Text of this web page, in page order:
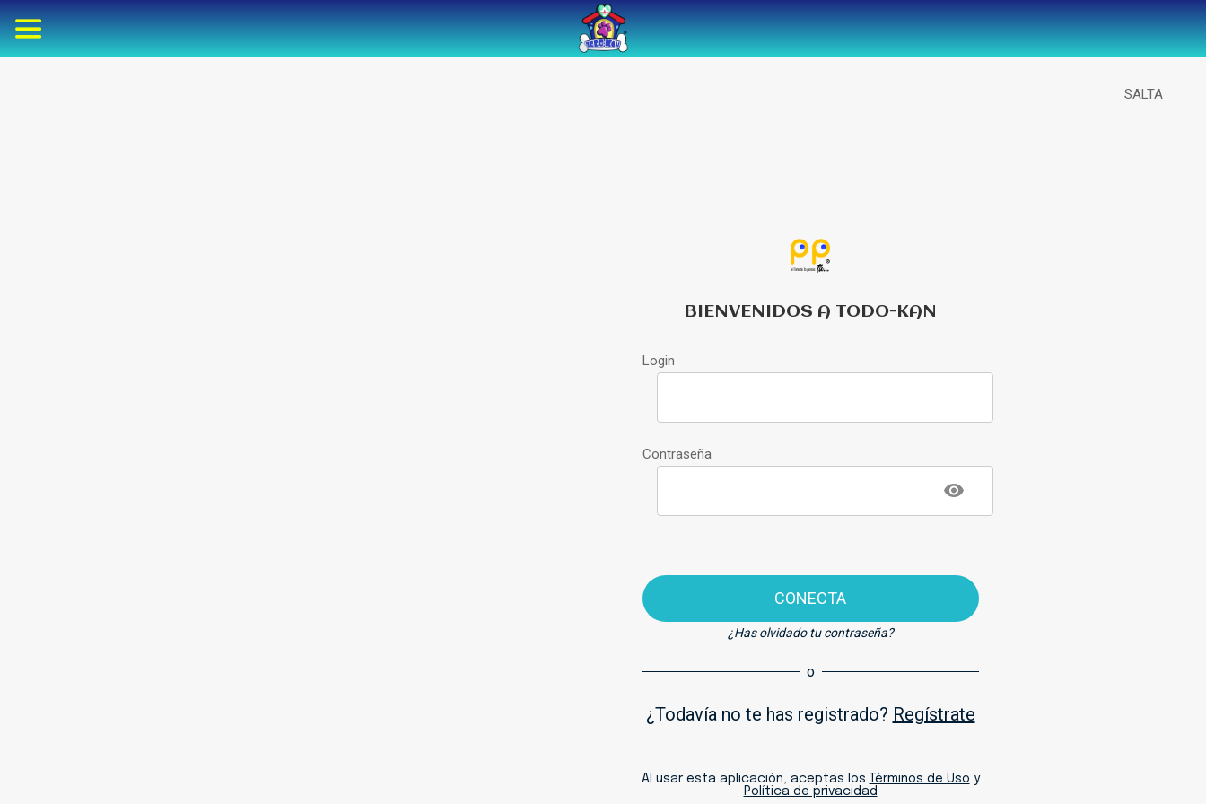
SALTA
BIENVENIDOS A TODO-KAN
Login
Contraseña
CONECTA
¿Has olvidado tu contraseña?
o
¿Todavía no te has registrado? Regístrate
Al usar esta aplicación, aceptas los Términos de Uso y
Política de privacidad